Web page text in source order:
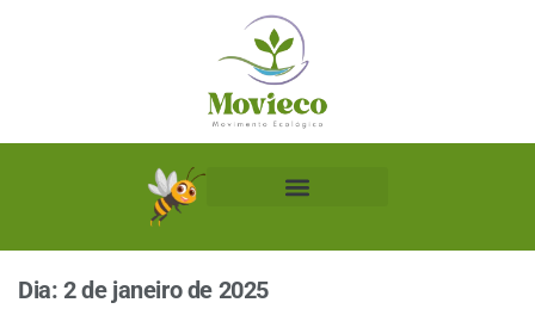
Dia: 2 de janeiro de 2025